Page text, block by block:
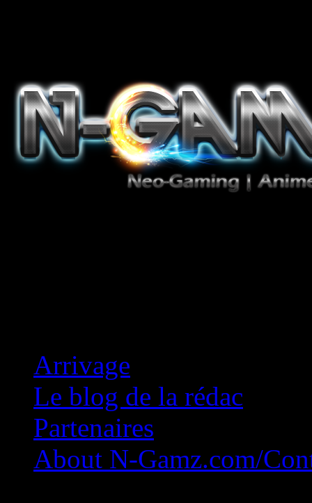
Arrivage
Le blog de la rédac
Partenaires
About N-Gamz.com/